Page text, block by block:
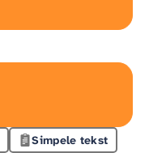
Simpele tekst